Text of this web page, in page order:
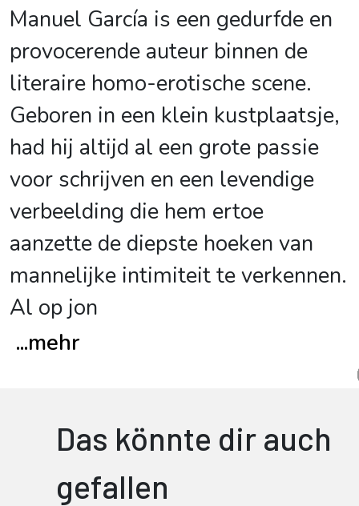
Manuel García is een gedurfde en
provocerende auteur binnen de
literaire homo-erotische scene.
Geboren in een klein kustplaatsje,
had hij altijd al een grote passie
voor schrijven en een levendige
verbeelding die hem ertoe
aanzette de diepste hoeken van
mannelijke intimiteit te verkennen.
Al op jon
...mehr
Das könnte dir auch
gefallen